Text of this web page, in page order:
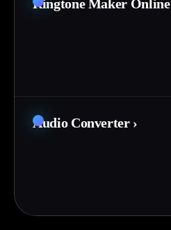
Ringtone Maker Online
Audio Converter ›